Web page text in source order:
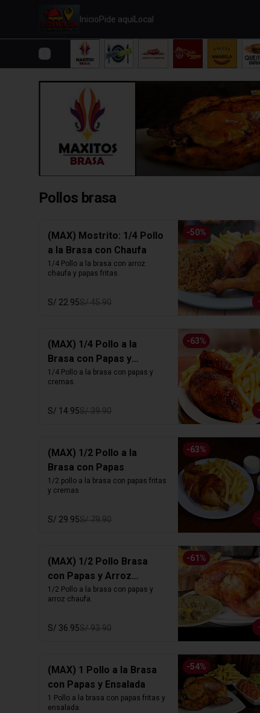
InicioPide aquíLocal
Pollos brasa
-50%
(MAX) Mostrito: 1/4 Pollo
a la Brasa con Chaufa
1/4 Pollo a la brasa con arroz
chaufa y papas fritas.
S/ 22.95S/ 45.90
-63%
(MAX) 1/4 Pollo a la
Brasa con Papas y
Cremas
1/4 Pollo a la brasa con papas y
cremas.
S/ 14.95S/ 39.90
-63%
(MAX) 1/2 Pollo a la
Brasa con Papas
1/2 pollo a la brasa con papas fritas
y cremas
S/ 29.95S/ 79.90
-61 %
(MAX) 1/2 Pollo Brasa
con Papas y Arroz
Chaufa
1/2 Pollo a la brasa con papas y
arroz chaufa.
S/ 36.95S/ 93.90
-54%
(MAX) 1 Pollo a la Brasa
con Papas y Ensalada
1 Pollo a la brasa con papas fritas y
ensalada.